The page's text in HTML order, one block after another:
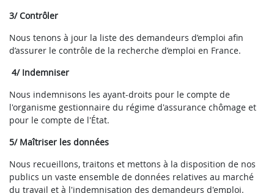
3/ Contrôler
Nous tenons à jour la liste des demandeurs d’emploi afin
d’assurer le contrôle de la recherche d’emploi en France.
4/ Indemniser
Nous indemnisons les ayant-droits pour le compte de
l'organisme gestionnaire du régime d'assurance chômage et
pour le compte de l'État.
5/ Maîtriser les données
Nous recueillons, traitons et mettons à la disposition de nos
publics un vaste ensemble de données relatives au marché
du travail et à l'indemnisation des demandeurs d'emploi.